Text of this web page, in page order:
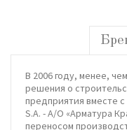
В 2006 году, менее,
решения о
предприятия вместе
S.A. - А/О «Арматура
переносом